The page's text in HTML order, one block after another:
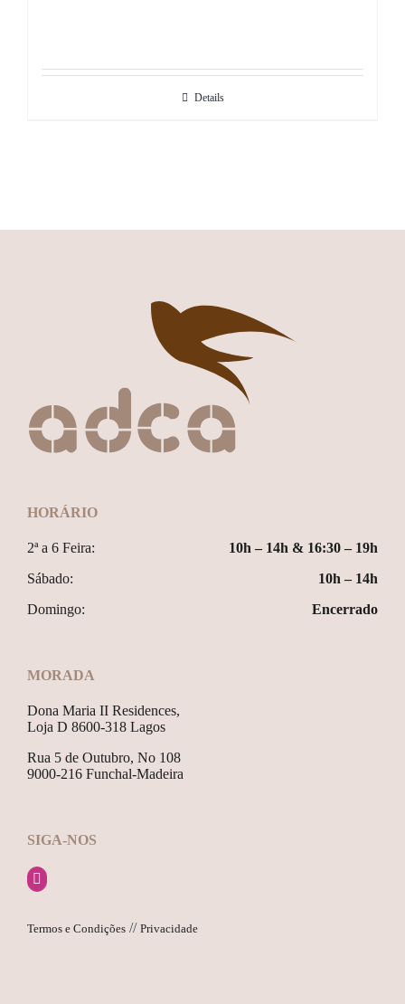
Details
HORÁRIO
2ª a 6 Feira:
10h – 14h & 16:30 – 19h
Sábado:
10h – 14h
Domingo:
Encerrado
MORADA
Dona Maria II Residences,
Loja D 8600-318 Lagos
Rua 5 de Outubro, No 108
9000-216 Funchal-Madeira
SIGA-NOS
Termos e Condições // Privacidade